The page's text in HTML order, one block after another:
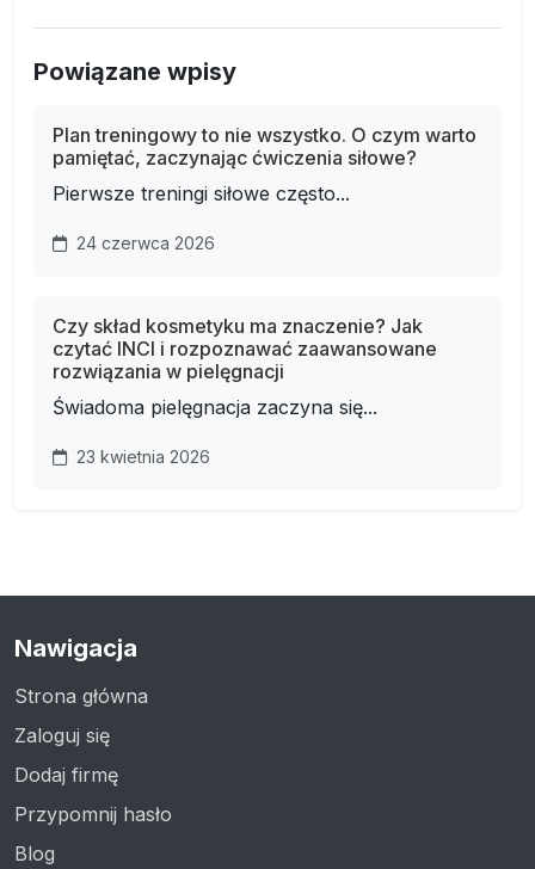
Powiązane wpisy
Plan treningowy to nie wszystko. O czym warto
pamiętać, zaczynając ćwiczenia siłowe?
Pierwsze treningi siłowe często...
24 czerwca 2026
Czy skład kosmetyku ma znaczenie? Jak
czytać INCI i rozpoznawać zaawansowane
rozwiązania w pielęgnacji
Świadoma pielęgnacja zaczyna się...
23 kwietnia 2026
Nawigacja
Strona główna
Zaloguj się
Dodaj firmę
Przypomnij hasło
Blog